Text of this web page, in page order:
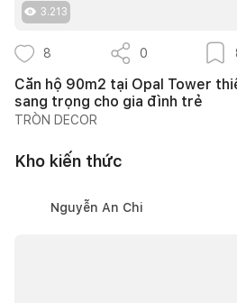
3.213
8 0
Căn hộ 90m2 tại Opal Tower
sang trọng cho gia đình trẻ
TRÒN DECOR
Kho kiến thức
Nguyễn An Chi